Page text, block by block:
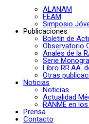
ALANAM
FEAM
Simposio
Publicaciones
Boletín de
Observatorio
Anales de la
Serie
Libro RR.AA.
Otras
Noticias
Noticias
Actualidad
RANME en
Prensa
Contacto